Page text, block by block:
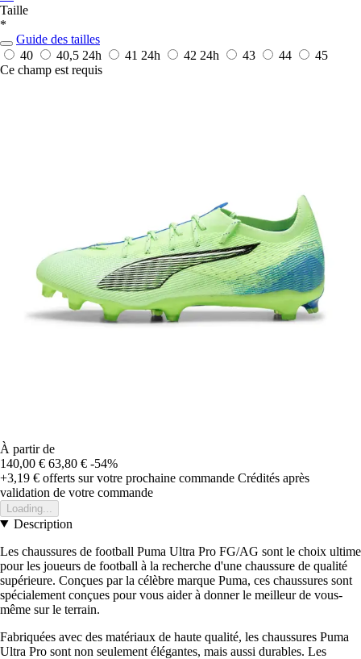
Taille
*
Guide des tailles
40
40,5 24h 41 24h 42 24h 43 44
45
Ce champ est requis
À partir de
140,00 € 63,80 € -54%
+3,19 € offerts sur votre prochaine commande Crédités après
validation de votre commande
Loading...
Description
Les chaussures de football Puma Ultra Pro FG/AG sont le choix ultime
pour les joueurs de football à la recherche d'une chaussure de qualité
supérieure. Conçues par la célèbre marque Puma, ces chaussures sont
spécialement conçues pour vous aider à donner le meilleur de vous-
même sur le terrain.
Fabriquées avec des matériaux de haute qualité, les chaussures Puma
Ultra Pro sont non seulement élégantes, mais aussi durables. Les